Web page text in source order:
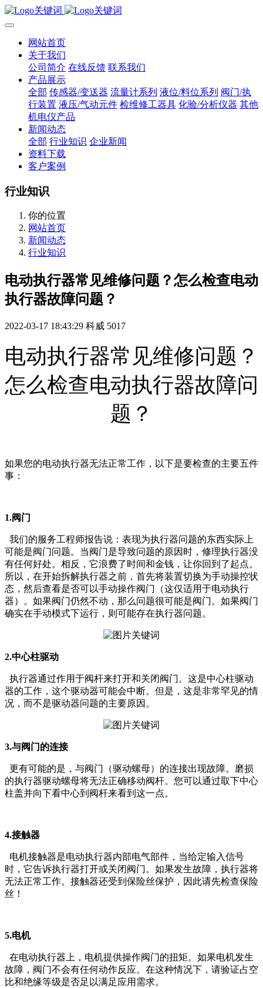
网站首页
关于我们
公司简介 在线反馈 联系我们
产品展示
全部 传感器/变送器 流量计系列 液位/料位系列 阀门/执
行装置 液压/气动元件 检维修工器具 化验/分析仪器 其他
机电仪产品
新闻动态
全部 行业知识 企业新闻
资料下载
客户案例
行业知识
你的位置
网站首页
新闻动态
行业知识
电动执行器常见维修问题？怎么检查电动
执行器故障问题？
2022-03-17 18:43:29 科威 5017
电动执行器常见维修问题？
怎么检查电动执行器故障问
题？
如果您的电动执行器无法正常工作，以下是要检查的主要五件
事：
1.阀门
我们的服务工程师报告说：表现为执行器问题的东西实际上
可能是阀门问题。当阀门是导致问题的原因时，修理执行器没
有任何好处。相反，它浪费了时间和金钱，让你回到了起点。
所以，在开始拆解执行器之前，首先将装置切换为手动操控状
态，然后查看是否可以手动操作阀门（这仅适用于电动执行
器）。如果阀门仍然不动，那么问题很可能是阀门。如果阀门
确实在手动模式下运行，则可能存在执行器问题。
2.中心柱驱动
执行器通过作用于阀杆来打开和关闭阀门。这是中心柱驱动
器的工作，这个驱动器可能会中断。但是，这是非常罕见的情
况，而不是驱动器问题的主要原因。
3.与阀门的连接
更有可能的是，与阀门（驱动螺母）的连接出现故障。磨损
的执行器驱动螺母将无法正确移动阀杆。您可以通过取下中心
柱盖并向下看中心到阀杆来看到这一点。
4.接触器
电机接触器是电动执行器内部电气部件，当给定输入信号
时，它告诉执行器打开或关闭阀门。如果发生故障，执行器将
无法正常工作。接触器还受到保险丝保护，因此请先检查保险
丝！
5.电机
在电动执行器上，电机提供操作阀门的扭矩。如果电机发生
故障，阀门不会有任何动作反应。在这种情况下，请验证占空
比和绝缘等级是否足以满足应用需求。